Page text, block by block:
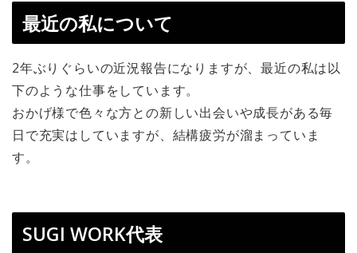
最近の私について
2年ぶりぐらいの近況報告になりますが、最近の私は以
下のような仕事をしています。
おかげ様で色々な方との新しい出会いや成長がある毎
日で充実はしていますが、結構疲労が溜まっていま
す。
SUGI WORK代表